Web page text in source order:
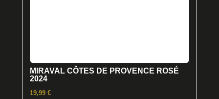
MIRAVAL CÔTES DE PROVENCE ROSÉ
2024
19,99 €